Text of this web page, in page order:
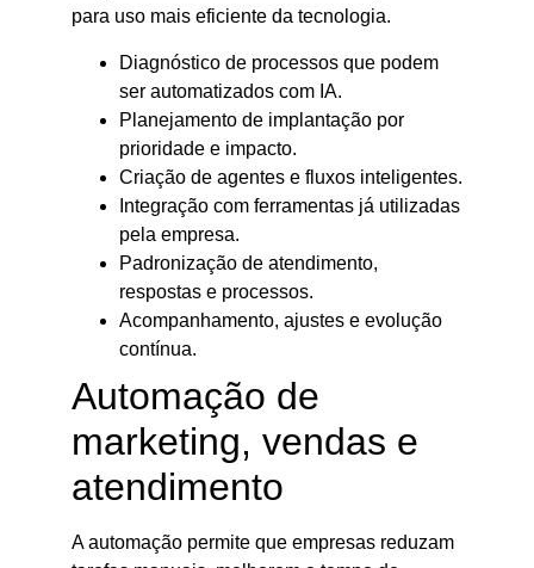
para uso mais eficiente da tecnologia.
Diagnóstico de processos que podem
ser automatizados com IA.
Planejamento de implantação por
prioridade e impacto.
Criação de agentes e fluxos inteligentes.
Integração com ferramentas já utilizadas
pela empresa.
Padronização de atendimento,
respostas e processos.
Acompanhamento, ajustes e evolução
contínua.
Automação de
marketing, vendas e
atendimento
A automação permite que empresas reduzam